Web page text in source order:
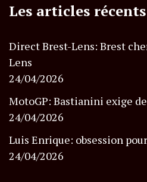
Les articles récents
Direct Brest-Lens: Brest
Lens
24/04/2026
MotoGP: Bastianini exige
24/04/2026
Luis Enrique: obsession
24/04/2026